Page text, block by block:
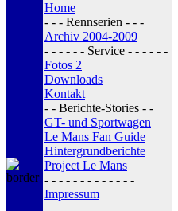
Home
- - - Rennserien - - -
Archiv 2004-2009
- - - - - - Service - - - - - -
Fotos 2
Downloads
Kontakt
- - Berichte-Stories - -
GT- und Sportwagen
Le Mans Fan Guide
Hintergrundberichte
Project Le Mans
- - - - - - - - - - - - -
Impressum